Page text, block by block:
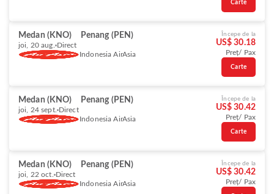
Carte
Medan (KNO) Penang (PEN)
joi, 20 aug. Direct
Indonesia AirAsia
Începe de la
US$ 30.18
Preț/ Pax
Carte
Medan (KNO) Penang (PEN)
joi, 24 sept. Direct
Indonesia AirAsia
Începe de la
US$ 30.42
Preț/ Pax
Carte
Medan (KNO) Penang (PEN)
joi, 22 oct. Direct
Indonesia AirAsia
Începe de la
US$ 30.42
Preț/ Pax